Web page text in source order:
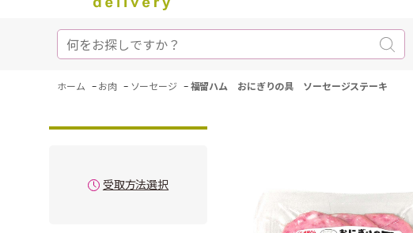
ホーム - お肉 - ソーセージ - 福留ハム おにぎりの具 ソーセージステーキ
受取方法選択